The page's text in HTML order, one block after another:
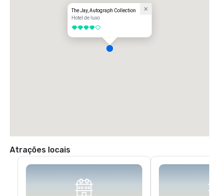
The Jay, Autograph Collection
Hotel de luxo
4 de 5
Atrações locais